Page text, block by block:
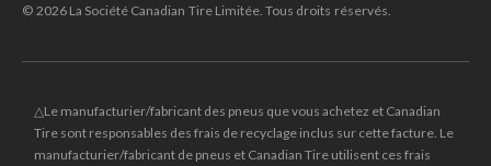
© 2026 La Société Canadian Tire Limitée. Tous droits réservés.
△Le manufacturier/fabricant des pneus que vous achetez et Canadian
Tire sont responsables des frais de recyclage inclus sur cette facture. Le
manufacturier/fabricant de pneus et Canadian Tire utilisent ces frais